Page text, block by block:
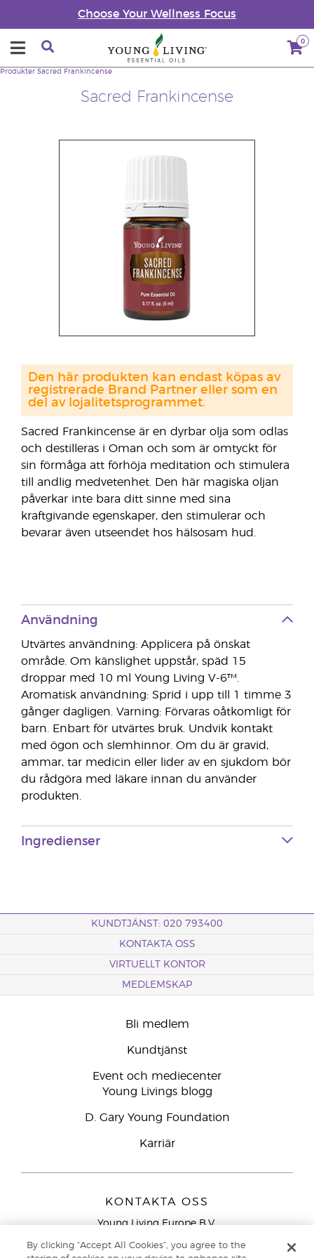
Choose Your Wellness Focus
0
Sacred Frankincense
Produkter Sacred Frankincense
Sacred Frankincense är en dyrbar olja som odlas
och destilleras i Oman och som är omtyckt för
sin förmåga att förhöja meditation och stimulera
till andlig medvetenhet. Den här magiska oljan
påverkar inte bara ditt sinne med sina
kraftgivande egenskaper, den stimulerar och
bevarar även utseendet hos hälsosam hud.
Den här produkten kan endast köpas av
registrerade Brand Partner eller som en
del av lojalitetsprogrammet.
Användning
Utvärtes användning: Applicera på önskat
område. Om känslighet uppstår, späd 15
droppar med 10 ml Young Living V-6™.
Aromatisk användning: Sprid i upp till 1 timme 3
gånger dagligen. Varning: Förvaras oåtkomligt för
barn. Enbart för utvärtes bruk. Undvik kontakt
med ögon och slemhinnor. Om du är gravid,
ammar, tar medicin eller lider av en sjukdom bör
du rådgöra med läkare innan du använder
produkten.
Ingredienser
KUNDTJÄNST: 020 793400
KONTAKTA OSS
VIRTUELLT KONTOR
MEDLEMSKAP
Bli medlem
Kundtjänst
Event och mediecenter
Young Livings blogg
D. Gary Young Foundation
Karriär
KONTAKTA OSS
Young Living Europe B.V.
9727 AJ Groningen
By clicking “Accept All Cookies”, you agree to the